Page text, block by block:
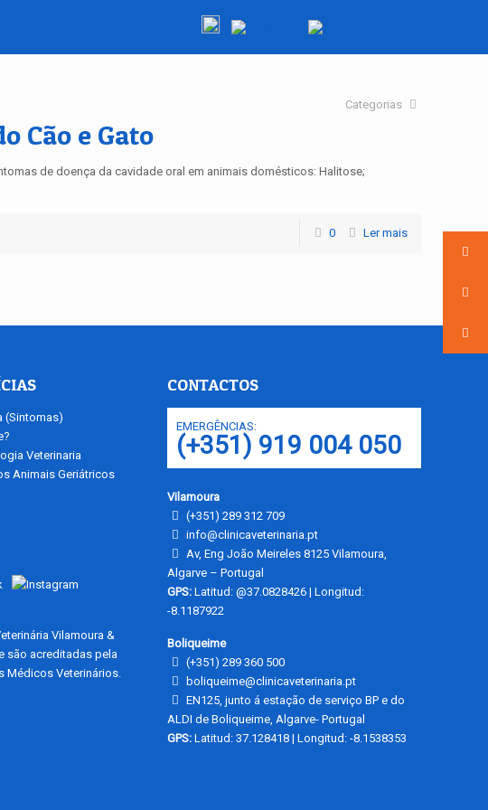
Categorias
Cão e Gato
de doença da cavidade oral em animais domésticos: Halitose;
0 Ler mais
(Sintomas)
Veterinaria
Animais Geriátricos
Vilamoura &
são acreditadas pela
Médicos Veterinários.
CONTACTOS
EMERGÊNCIAS:
(+351) 919 004 050
Vilamoura
(+351) 289 312 709
info@clinicaveterinaria.pt
Av, Eng João Meireles 8125 Vilamoura,
Algarve – Portugal
GPS: Latitud: @37.0828426 | Longitud:
-8.1187922
Boliqueime
(+351) 289 360 500
boliqueime@clinicaveterinaria.pt
EN125, junto á estação de serviço BP e do
ALDI de Boliqueime, Algarve- Portugal
GPS:Latitud: 37.128418 | Longitud: -8.1538353